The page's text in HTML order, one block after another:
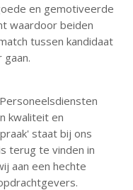
en gemotiveerde
waardoor beiden
tussen kandidaat
kwaliteit en
staat bij ons
terug te vinden in
aan een hechte